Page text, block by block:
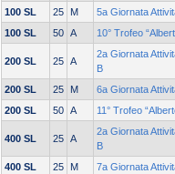
100 SL
25 M
5a Giornata
100 SL
50 A 10° Trofeo
200 SL 25 A
2a Giornata
B
200 SL
25 M
6a Giornata
200 SL
50 A 11° Trofeo
400 SL 25 A
2a Giornata
B
400 SL
25 M 7a Giornata